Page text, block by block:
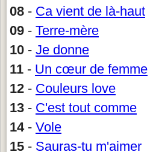
08 - Ca vient de là-haut
09 - Terre-mère
10 - Je donne
11 - Un cœur de femme
12 - Couleurs love
13 - C'est tout comme
14- Vole
15 - Sauras-tu m'aimer